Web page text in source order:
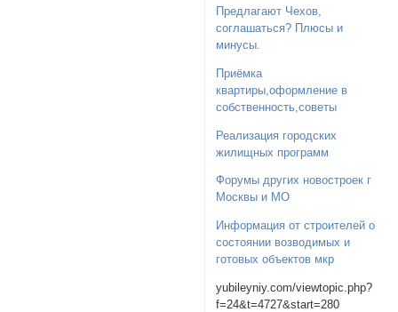
Предлагают Чехов,
соглашаться? Плюсы и
минусы.
Приёмка
квартиры,оформление в
собственность,советы
Реализация городских
жилищных программ
Форумы других новостроек г
Москвы и МО
Информация от строителей о
состоянии возводимых и
готовых объектов мкр
yubileyniy.com/viewtopic.php?
f=24&t=4727&start=280